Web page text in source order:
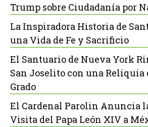
Trump sobre Ciudadanía por
La Inspiradora Historia de
una Vida de Fe y Sacrificio
El Santuario de Nueva York
San Joselito con una Reliquia
Grado
El Cardenal Parolin Anuncia
Visita del Papa León XIV a